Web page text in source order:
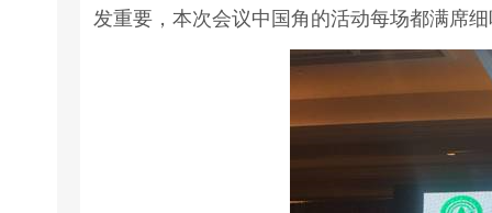
发重要，本次会议中国角的活动每场都满席